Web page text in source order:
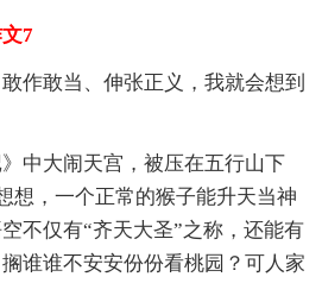
7
作敢当、伸张正义，我就会想到
中大闹天宫，被压在五行山下
想，一个正常的猴子能升天当神
不仅有“齐天大圣”之称，还能有
谁谁不安安份份看桃园？可人家